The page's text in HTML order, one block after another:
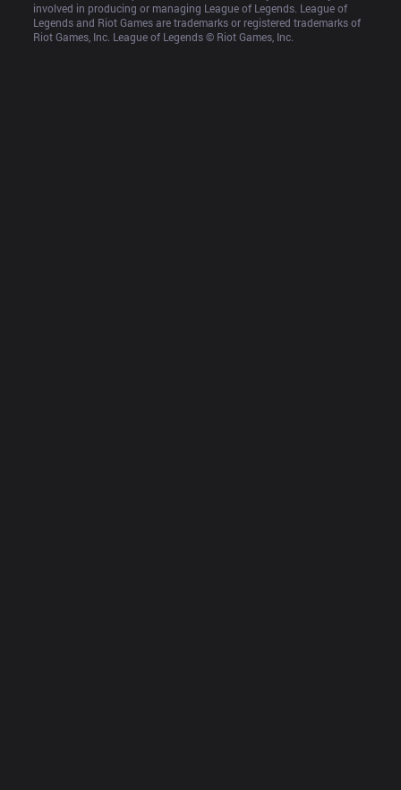
involved in producing or managing League of Legends. League of
Legends and Riot Games are trademarks or registered trademarks of
Riot Games, Inc. League of Legends © Riot Games, Inc.